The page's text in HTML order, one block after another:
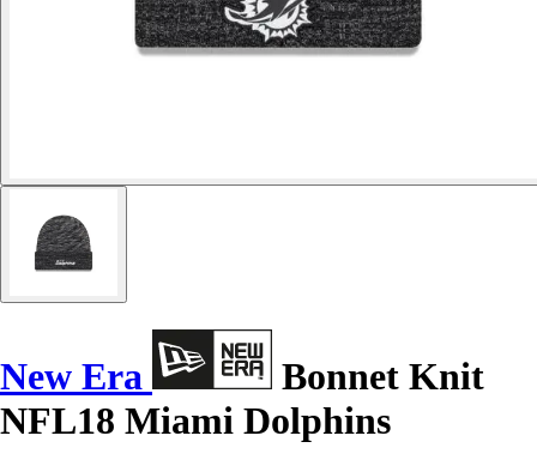
New Era
Bonnet Knit
NFL18 Miami Dolphins